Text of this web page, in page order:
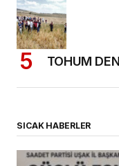
TOHUM
SICAK HABERLER